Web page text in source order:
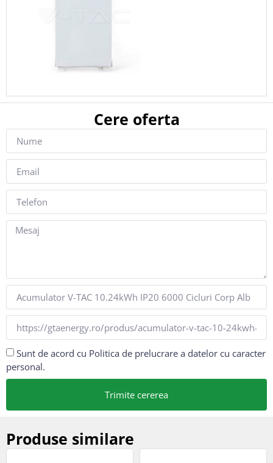
Cere oferta
Sunt de acord cu Politica de prelucrare a datelor cu caracter
personal.
Trimite cererea
Produse similare